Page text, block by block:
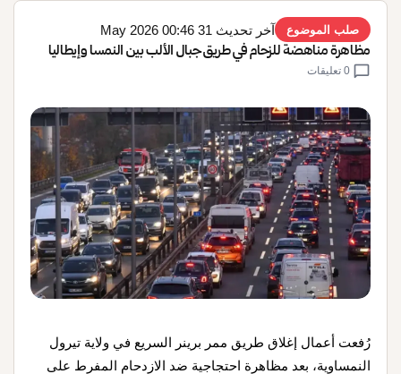
صلب الموضوع آخر تحديث 31 May 2026 00:46
مظاهرة مناهضة للزحام في طريق جبال الألب بين النمسا وإيطاليا
chat_bubble
رُفعت أعمال إغلاق طريق ممر برينر السريع في ولاية تيرول
النمساوية، بعد مظاهرة احتجاجية ضد الازدحام المفرط على